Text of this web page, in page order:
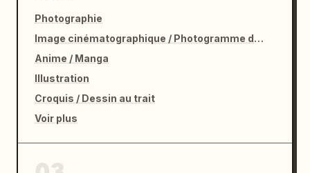
Photographie
Image cinématographique / Photogramme de film
Anime / Manga
Illustration
Croquis / Dessin au trait
Voir plus